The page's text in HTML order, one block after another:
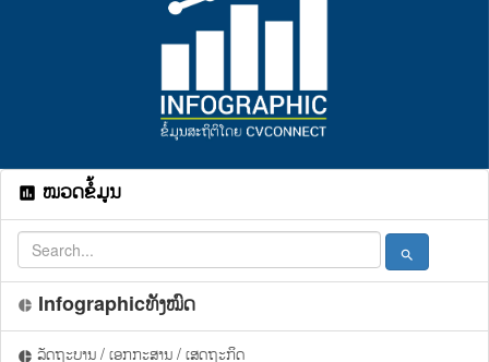
assessment ໝວດຂໍ້ມູນ
search
pie_chart Infographicທັງໝົດ
pie_chart ລັດຖະບານ / ເອກກະສານ / ເສດຖະກິດ